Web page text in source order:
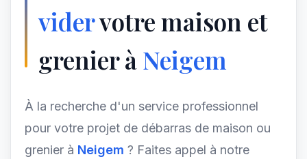
vidervotre maison et
grenier àNeigem
À la recherche d'un service professionnel
pour votre projet de débarras de maison ou
grenier à Neigem ? Faites appel à notre